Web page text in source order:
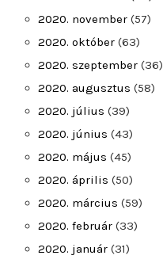
2020. november (57)
2020. október (63)
2020. szeptember (36)
2020. augusztus (58)
2020. július (39)
2020. június (43)
2020. május (45)
2020. április (50)
2020. március (59)
2020. február (33)
2020. január (31)